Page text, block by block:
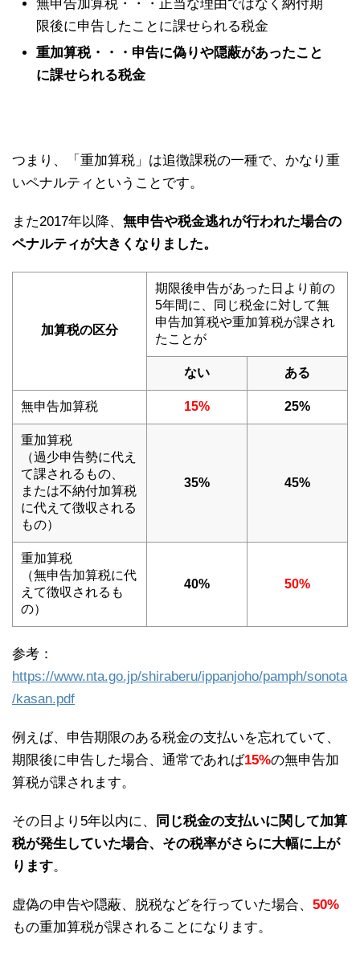
無申告加算税・・・正当な理由ではなく納付期
限後に申告したことに課せられる税金
重加算税・・・申告に偽りや隠蔽があったこと
に課せられる税金
つまり、「重加算税」は追徴課税の一種で、かなり重
いペナルティということです。
また2017年以降、 無申告や税金逃れが行われた場合の
ペナルティが大きくなりました。
加算税の区分
期限後申告があった日より前の
5年間に、同じ税金に対して無
申告加算税や重加算税が課され
たことが
ない ある
無申告加算税 15% 25%
重加算税
（過少申告勢に代え
て課されるもの、
または不納付加算税
に代えて徴収される
もの）
35% 45%
重加算税
（無申告加算税に代
えて徴収されるも
の）
40% 50%
参考：
https://www.nta.go.jp/shiraberu/ippanjoho/pamph/sonota
/kasan.pdf
例えば、申告期限のある税金の支払いを忘れていて、
期限後に申告した場合、通常であれば15%の無申告加
算税が課されます。
その日より5年以内に、
同じ税金の支払いに関して加算
税が発生していた場合、その税率がさらに大幅に上が
ります。
虚偽の申告や隠蔽、脱税などを行っていた場合、 50%
もの重加算税が課されることになります。